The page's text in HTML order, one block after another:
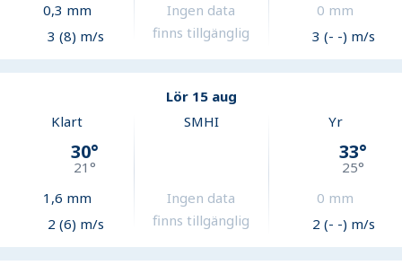
0,3 mm
3 (8) m/s
Ingen data
finns tillgänglig
0 mm
3 (- -) m/s
Lör 15 aug
Klart
30°
21°
1,6 mm
2 (6) m/s
SMHI
Ingen data
finns tillgänglig
Yr
33°
25°
0 mm
2 (- -) m/s